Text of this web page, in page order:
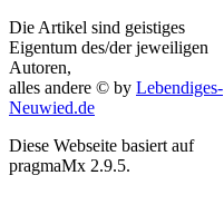
Die Artikel sind geistiges
Eigentum des/der jeweiligen
Autoren,
alles andere © by Lebendiges-
Neuwied.de
Diese Webseite basiert auf
pragmaMx 2.9.5.